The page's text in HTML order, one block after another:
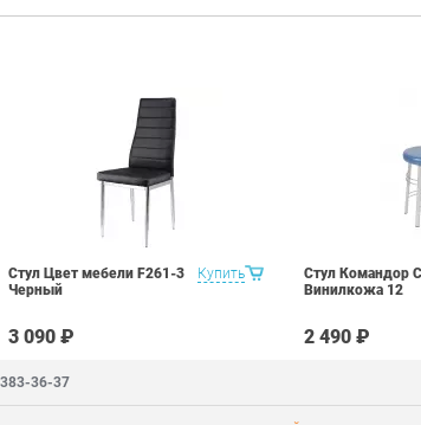
Купить
Стул Цвет мебели F261-3
Черный
3 090 ₽
Стул Командор
Винилкожа 12
2 490 ₽
36-37